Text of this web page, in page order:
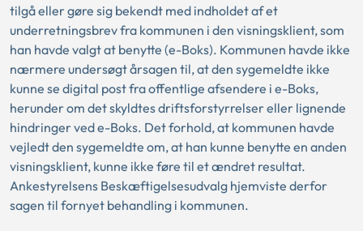
tilgå eller gøre sig bekendt med indholdet af et
underretningsbrev fra kommunen i den visningsklient, som
han havde valgt at benytte (e-Boks). Kommunen havde ikke
nærmere undersøgt årsagen til, at den sygemeldte ikke
kunne se digital post fra offentlige afsendere i e-Boks,
herunder om det skyldtes driftsforstyrrelser eller lignende
hindringer ved e-Boks. Det forhold, at kommunen havde
vejledt den sygemeldte om, at han kunne benytte en anden
visningsklient, kunne ikke føre til et ændret resultat.
Ankestyrelsens Beskæftigelsesudvalg hjemviste derfor
sagen til fornyet behandling i kommunen.